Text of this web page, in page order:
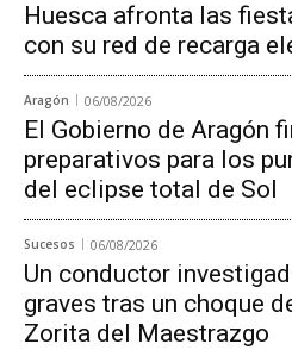
Huesca afronta las
con su red de recarga
Aragón 06/08/2026
El Gobierno de Aragón
preparativos para los
del eclipse total de Sol
Sucesos 06/08/2026
Un conductor
graves tras un choque
Zorita del Maestrazgo